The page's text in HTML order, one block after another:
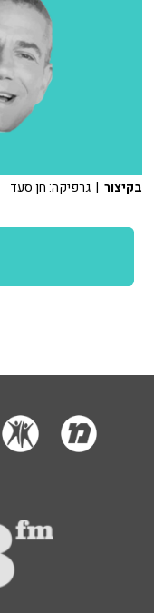
בקיצור | גרפיקה: חן סעד